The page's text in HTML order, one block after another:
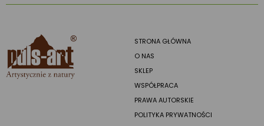
STRONA GŁÓWNA
O NAS
SKLEP
WSPÓŁPRACA
PRAWA AUTORSKIE
POLITYKA PRYWATNOŚCI